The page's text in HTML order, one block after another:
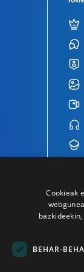
Cookieak
BEHAR-